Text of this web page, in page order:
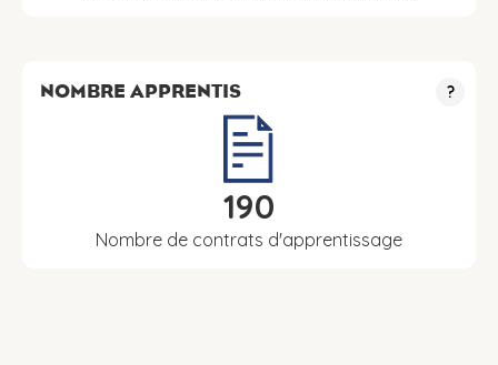
NOMBRE APPRENTIS ?
190
Nombre de contrats d'apprentissage